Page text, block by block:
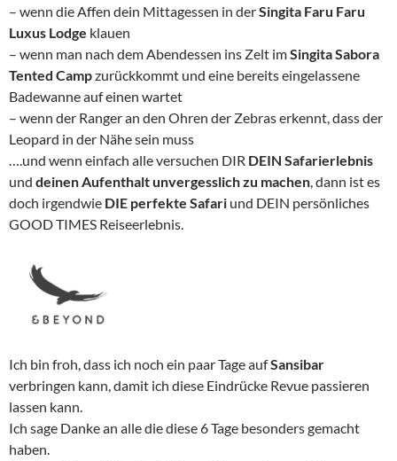
– wenn die Affen dein Mittagessen in derSingita Faru Faru
Luxus Lodge klauen
– wenn man nach dem Abendessen ins Zelt imSingita Sabora
Tented Campzurückkommt und eine bereits eingelassene
Badewanne auf einen wartet
– wenn der Ranger an den Ohren der Zebras erkennt, dass der
Leopard in der Nähe sein muss
….und wenn einfach alle versuchen DIR DEIN Safarierlebnis
und deinen Aufenthalt unvergesslich zu machen, dann ist es
doch irgendwie DIE perfekte Safari und DEIN persönliches
GOOD TIMES Reiseerlebnis.
Ich bin froh, dass ich noch ein paar Tage aufSansibar
verbringen kann, damit ich diese Eindrücke Revue passieren
lassen kann.
Ich sage Danke an alle die diese 6 Tage besonders gemacht
haben.